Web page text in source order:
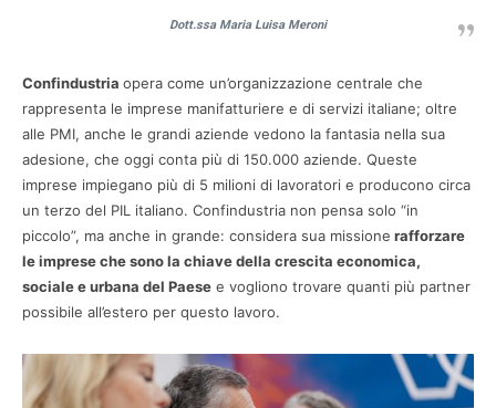
Dott.ssa Maria Luisa Meroni
Confindustria opera come un’organizzazione centrale che
rappresenta le imprese manifatturiere e di servizi italiane; oltre
alle PMI, anche le grandi aziende vedono la fantasia nella sua
adesione, che oggi conta più di 150.000 aziende. Queste
imprese impiegano più di 5 milioni di lavoratori e producono circa
un terzo del PIL italiano. Confindustria non pensa solo “in
piccolo”, ma anche in grande: considera sua missione rafforzare
le imprese che sono la chiave della crescita economica,
sociale e urbana del Paese e vogliono trovare quanti più partner
possibile all’estero per questo lavoro.